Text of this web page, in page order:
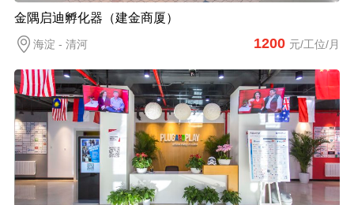
金隅启迪孵化器（建金商厦）
海淀 - 清河 1200 元/工位/月